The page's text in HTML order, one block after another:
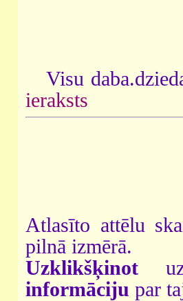
Visu
ieraksts
Atlasīto attēlu
pilnā izmērā.
Uzklikšķinot
informāciju par